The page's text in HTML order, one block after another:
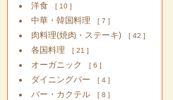
洋食 [ 10 ]
中華・韓国料理 [ 7 ]
肉料理(焼肉・ステーキ) [ 42 ]
各国料理 [ 21 ]
オーガニック [ 6 ]
ダイニングバー [ 4 ]
バー・カクテル [ 8 ]